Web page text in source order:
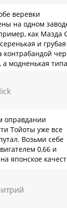
веревки
на одном
как Мазда
и грубая
контрабандой
модненькая
оправдании
Тойоты уже все
Возьми себе
0,66 и
японское